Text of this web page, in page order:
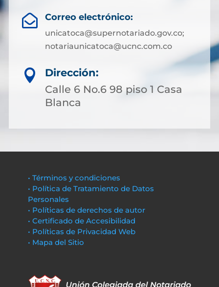
 Correo electrónico:
unicatoca@supernotariado.gov.co;
notariaunicatoca@ucnc.com.co

Dirección:
Calle 6 No.6 98 piso 1 Casa
Blanca
• Términos y condiciones
• Política de Tratamiento de Datos
Personales
• Políticas de derechos de autor
• Certificado de Accesibilidad
• Políticas de Privacidad Web
• Mapa del Sitio